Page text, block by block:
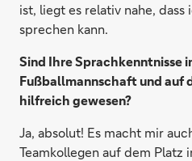
ist, liegt es relativ nahe,
sprechen kann.
Sind Ihre Sprachkenntnisse
Fußballmannschaft und auf
hilfreich gewesen?
Ja, absolut! Es macht mir
Teamkollegen auf dem Platz